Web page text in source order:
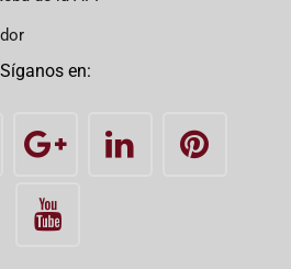
Síganos en: